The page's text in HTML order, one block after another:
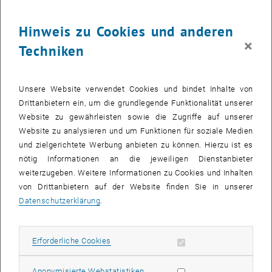
Was kann man in Mathematik heute noch forschen?
SEPT. 26
Veranstaltungstyp:
Veranstaltungsort:Kuppelsaal, TU Wien, 1040 Wien
Theaterstück “Das hat doch eine Frau erfunden!”
28 September 2026
28
SEPT. 26
Veranstaltungstyp:
Veranstaltungsort:TVFA Halle, 1040 Wien
Hinweis zu Cookies und anderen
Techniken
×
Unsere Website verwendet Cookies und bindet Inhalte von
Drittanbietern ein, um die grundlegende Funktionalität unserer
Website zu gewährleisten sowie die Zugriffe auf unserer
Website zu analysieren und um Funktionen für soziale Medien
und zielgerichtete Werbung anbieten zu können. Hierzu ist es
nötig Informationen an die jeweiligen Dienstanbieter
weiterzugeben. Weitere Informationen zu Cookies und Inhalten
von Drittanbietern auf der Website finden Sie in unserer
Datenschutzerklärung
Erforderliche Cookies Erforderliche Cookies zulassen